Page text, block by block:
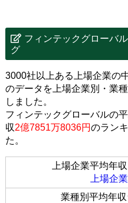
フィンテックグローバ
グ
3000社以上ある上場企業の
のデータを上場企業別・業
しました。
フィンテックグローバルの
収2億7851万8036円のラン
た。
上場企業平均年
上場企業
業種別平均年収